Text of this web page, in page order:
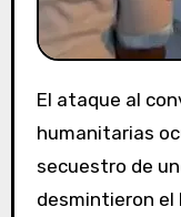
El ataque al convoy de organizaciones
humanitarias
secuestro de
desmintieron el